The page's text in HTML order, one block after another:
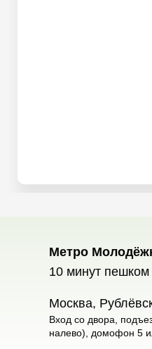
Метро
10 минут пешком
Москва,
Вход со двора,
налево), домофон 5